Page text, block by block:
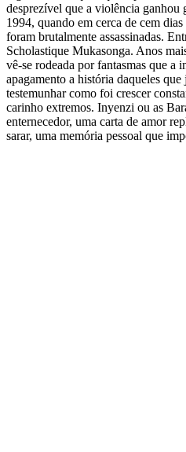
desprezível que a violência ganhou
1994, quando em cerca de cem
foram brutalmente assassinadas.
Scholastique Mukasonga. Anos
vê-se rodeada por fantasmas que a
apagamento a história daqueles
testemunhar como foi crescer
carinho extremos. Inyenzi ou as
enternecedor, uma carta de amor
sarar, uma memória pessoal que